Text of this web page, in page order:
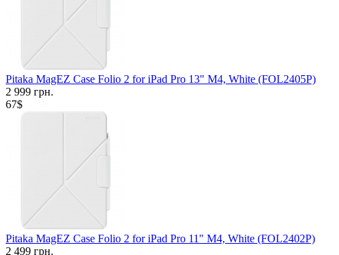
Pitaka MagEZ Case Folio 2 for iPad Pro 13" M4, White (FOL2405P)
2 999 грн.
67$
Pitaka MagEZ Case Folio 2 for iPad Pro 11" M4, White (FOL2402P)
2 499 грн.